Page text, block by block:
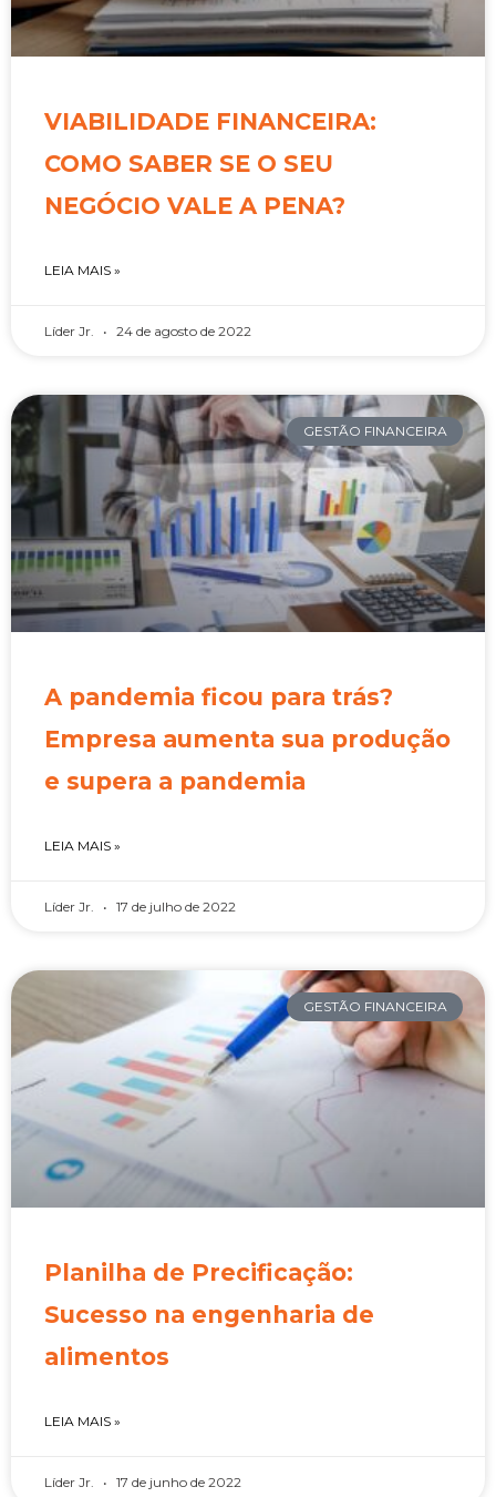
VIABILIDADE FINANCEIRA:
COMO SABER SE O SEU
NEGÓCIO VALE A PENA?
LEIA MAIS »
Líder Jr. 24 de agosto de 2022
GESTÃO FINANCEIRA
A pandemia ficou para trás?
Empresa aumenta sua produção
e supera a pandemia
LEIA MAIS »
Líder Jr. 17 de julho de 2022
GESTÃO FINANCEIRA
Planilha de Precificação:
Sucesso na engenharia de
alimentos
LEIA MAIS »
Líder Jr. 17 de junho de 2022